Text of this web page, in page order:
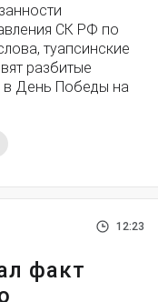
СК РФ по
туапсинские
разбитые
в День Победы на
12:23
факт